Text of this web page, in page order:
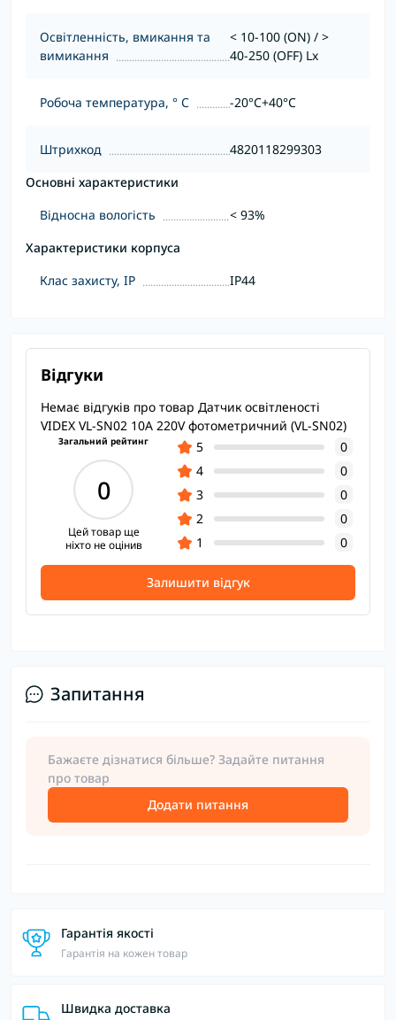
Освітленність, вмикання та
вимикання
< 10-100 (ON) / >
40-250 (OFF) Lx
Робоча температура, ° С -20°C+40°C
Штрихкод
4820118299303
Основні характеристики
Відносна вологість
< 93%
Характеристики корпуса
Клас захисту, IP
IP44
Відгуки
Немає відгуків про товар Датчик освітленості
VIDEX VL-SN02 10A 220V фотометричний (VL-SN02)
Загальний рейтинг
0
Цей товар ще
ніхто не оцінив
5
0
4
0
3
0
2
0
1
0
Залишити відгук
Запитання
Бажаєте дізнатися більше? Задайте питання
про товар
Додати питання
Гарантія якості
Гарантія на кожен товар
Швидка доставка